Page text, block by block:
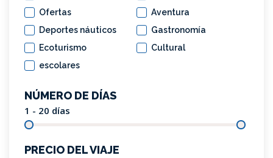
Ofertas
Aventura
Deportes náuticos
Gastronomía
Ecoturismo
Cultural
escolares
NÚMERO DE DÍAS
1 - 20 días
PRECIO DEL VIAJE